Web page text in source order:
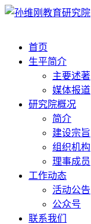
首页
生平简介
主要述著
媒体报道
研究院概况
简介
建设宗旨
组织机构
理事成员
工作动态
活动公告
公众号
联系我们